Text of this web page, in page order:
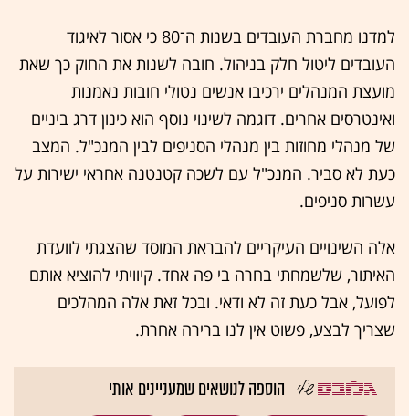
למדנו מחברת העובדים בשנות ה־80 כי אסור לאיגוד
העובדים ליטול חלק בניהול. חובה לשנות את החוק כך שאת
מועצת המנהלים ירכיבו אנשים נטולי חובות נאמנות
ואינטרסים אחרים. דוגמה לשינוי נוסף הוא כינון דרג ביניים
של מנהלי מחוזות בין מנהלי הסניפים לבין המנכ"ל. המצב
כעת לא סביר. המנכ"ל עם לשכה קטנטנה אחראי ישירות על
עשרות סניפים.
אלה השינויים העיקריים להבראת המוסד שהצגתי לוועדת
האיתור, שלשמחתי בחרה בי פה אחד. קיוויתי להוציא אותם
לפועל, אבל כעת זה לא ודאי. ובכל זאת אלה המהלכים
שצריך לבצע, פשוט אין לנו ברירה אחרת.
הוספה לנושאים שמעניינים אותי